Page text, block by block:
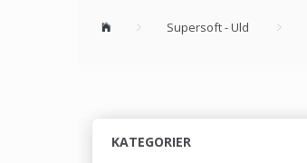
Supersoft - Uld
KATEGORIER